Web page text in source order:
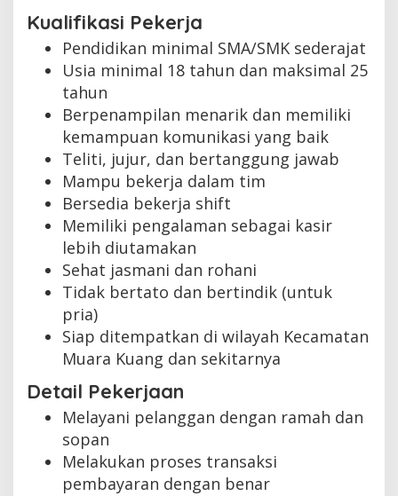
Kualifikasi Pekerja
Pendidikan minimal SMA/SMK sederajat
Usia minimal 18 tahun dan maksimal 25
tahun
Berpenampilan menarik dan memiliki
kemampuan komunikasi yang baik
Teliti, jujur, dan bertanggung jawab
Mampu bekerja dalam tim
Bersedia bekerja shift
Memiliki pengalaman sebagai kasir
lebih diutamakan
Sehat jasmani dan rohani
Tidak bertato dan bertindik (untuk
pria)
Siap ditempatkan di wilayah Kecamatan
Muara Kuang dan sekitarnya
Detail Pekerjaan
Melayani pelanggan dengan ramah dan
sopan
Melakukan proses transaksi
pembayaran dengan benar